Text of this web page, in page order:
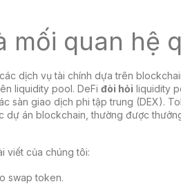
mối quan hệ
dịch vụ tài chính dựa trên
liquidity pool. DeFi đòi hỏi liquidity
sàn giao dịch phi tập trung (DEX).
dự án blockchain , thường được
viết của chúng tôi:
swap token.